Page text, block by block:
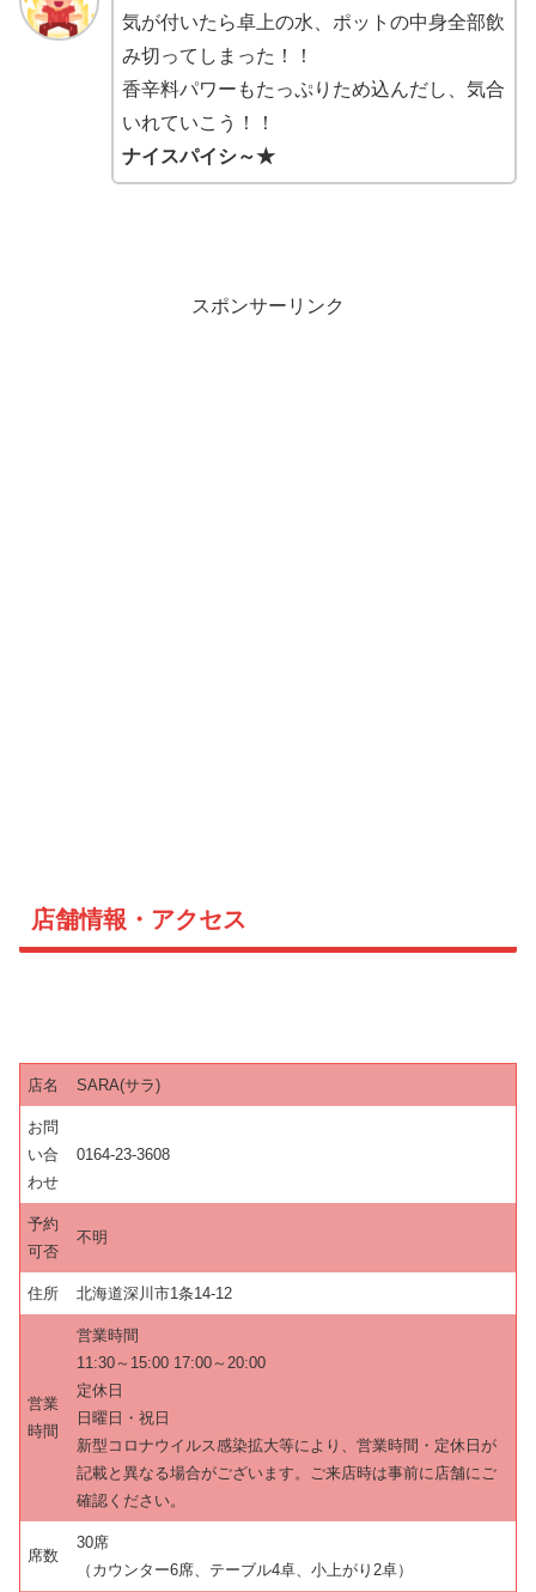
気が付いたら卓上の水、ポットの中身全部飲
み切ってしまった！！
香辛料パワーもたっぷりため込んだし、気合
いれていこう！！
ナイスパイシ～★
スポンサーリンク
店舗情報・アクセス
店名 SARA(サラ)
お問
い合
わせ
0164-23-3608
予約
可否
不明
住所 北海道深川市1条14-12
営業
時間
営業時間
11:30～15:00 17:00～20:00
定休日
日曜日・祝日
新型コロナウイルス感染拡大等により、営業時間・定休日が
記載と異なる場合がございます。ご来店時は事前に店舗にご
確認ください。
席数
30席
（カウンター6席、テーブル4卓、小上がり2卓）